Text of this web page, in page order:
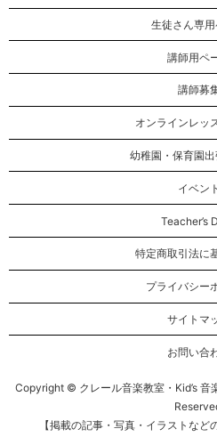
生徒さん専
講師用ペ
講師募
オンラインレッ
幼稚園・保育園
イベント
Teacher’s
特定商取引法に
プライバシー
サイトマ
お問い合
Copyright © クレール音楽教室・Kid’s 音
【掲載の記事・写真・イラストなど